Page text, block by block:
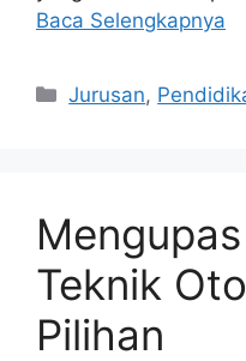
Baca Selengkapnya
Kategori
Jurusan,
Teknik
Pilihan